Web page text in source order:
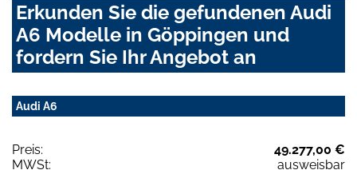
Erkunden Sie die gefundenen Audi
A6 Modelle in Göppingen und
fordern Sie Ihr Angebot an
Audi A6
Preis:
49.277,00 €
MWSt:
ausweisbar